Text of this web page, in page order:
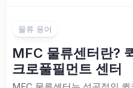
물류 용어
MFC 물류센터란?
크로풀필먼트 센터